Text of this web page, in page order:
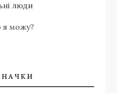
люди
я можу?